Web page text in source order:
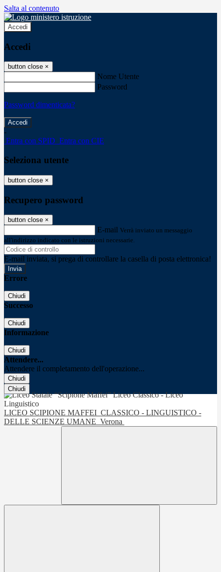
Salta al contenuto
Accedi
Accedi
button close ×
Nome Utente
Password
Password dimenticata?
-
Entra con SPID Entra con CIE
Seleziona utente
button close ×
Recupero password
button close ×
E-mail Verrà inviato un messaggio
all'indirizzo indicato con le istruzioni necessarie.
E-mail inviata, si prega di controllare la casella di posta elettronica!
Errore
Chiudi
Successo
Chiudi
Informazione
Chiudi
Attendere...
Attendere il completamento dell'operazione...
Chiudi
Chiudi
LICEO SCIPIONE MAFFEI CLASSICO - LINGUISTICO -
DELLE SCIENZE UMANE Verona